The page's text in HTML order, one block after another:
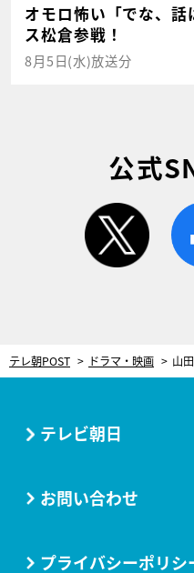
オモロ怖い「でな、
ス松倉参戦！
8月5日(水)放送分
公式
テレ朝POST ドラマ・映画
テレビ朝日
お問い合わせ
プライバシーポリシ